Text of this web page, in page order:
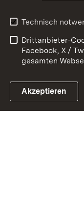
Link zum
Datenschutz
Impressum
Technisch
Drittanbieter-
Facebook, X /
gesamten
Akzeptieren